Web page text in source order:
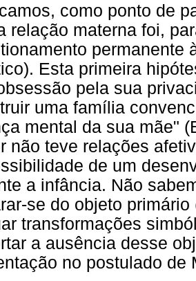
como ponto de
relação materna foi,
permanente
Esta primeira
pela sua
uma família
mental da sua mãe"
não teve relações
de um
a infância. Não
se do objeto
transformações
a ausência desse
no postulado de